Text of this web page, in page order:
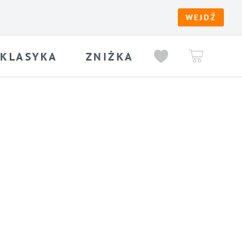
WEJDŹ
KLASYKA ZNIŻKA